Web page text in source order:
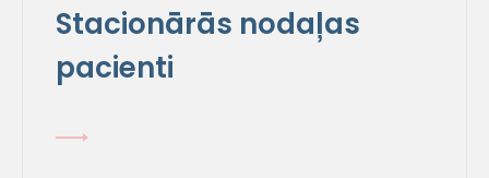
Stacionārās nodaļas
pacienti